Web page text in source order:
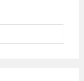
Press
to